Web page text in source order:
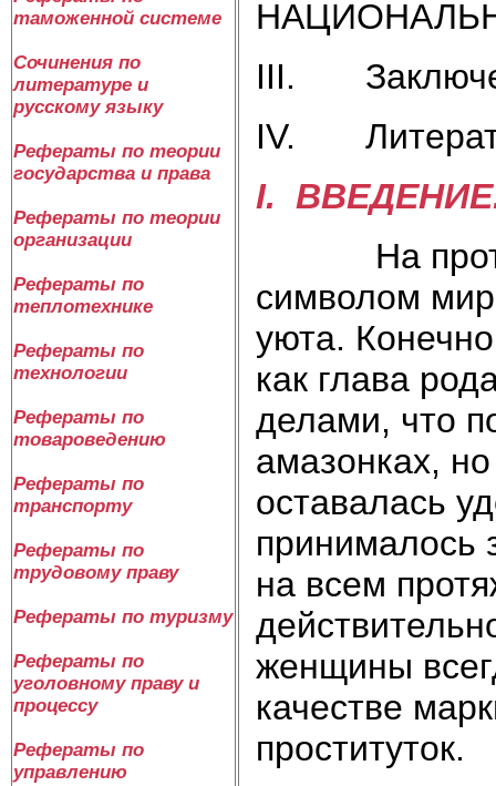
таможенной системе
Сочинения по
литературе и
русскому языку
Рефераты по теории
государства и права
Рефераты по теории
организации
Рефераты по
теплотехнике
Рефераты по
технологии
Рефераты по
товароведению
Рефераты по
транспорту
Рефераты по
трудовому праву
Рефераты по туризму
Рефераты по
уголовному праву и
процессу
Рефераты по
управлению
III.
IV.
I.
На
символом
уюта.
как глава
делами, что
амазонках,
оставалась
принималось
на всем
женщины
качестве
проституток.